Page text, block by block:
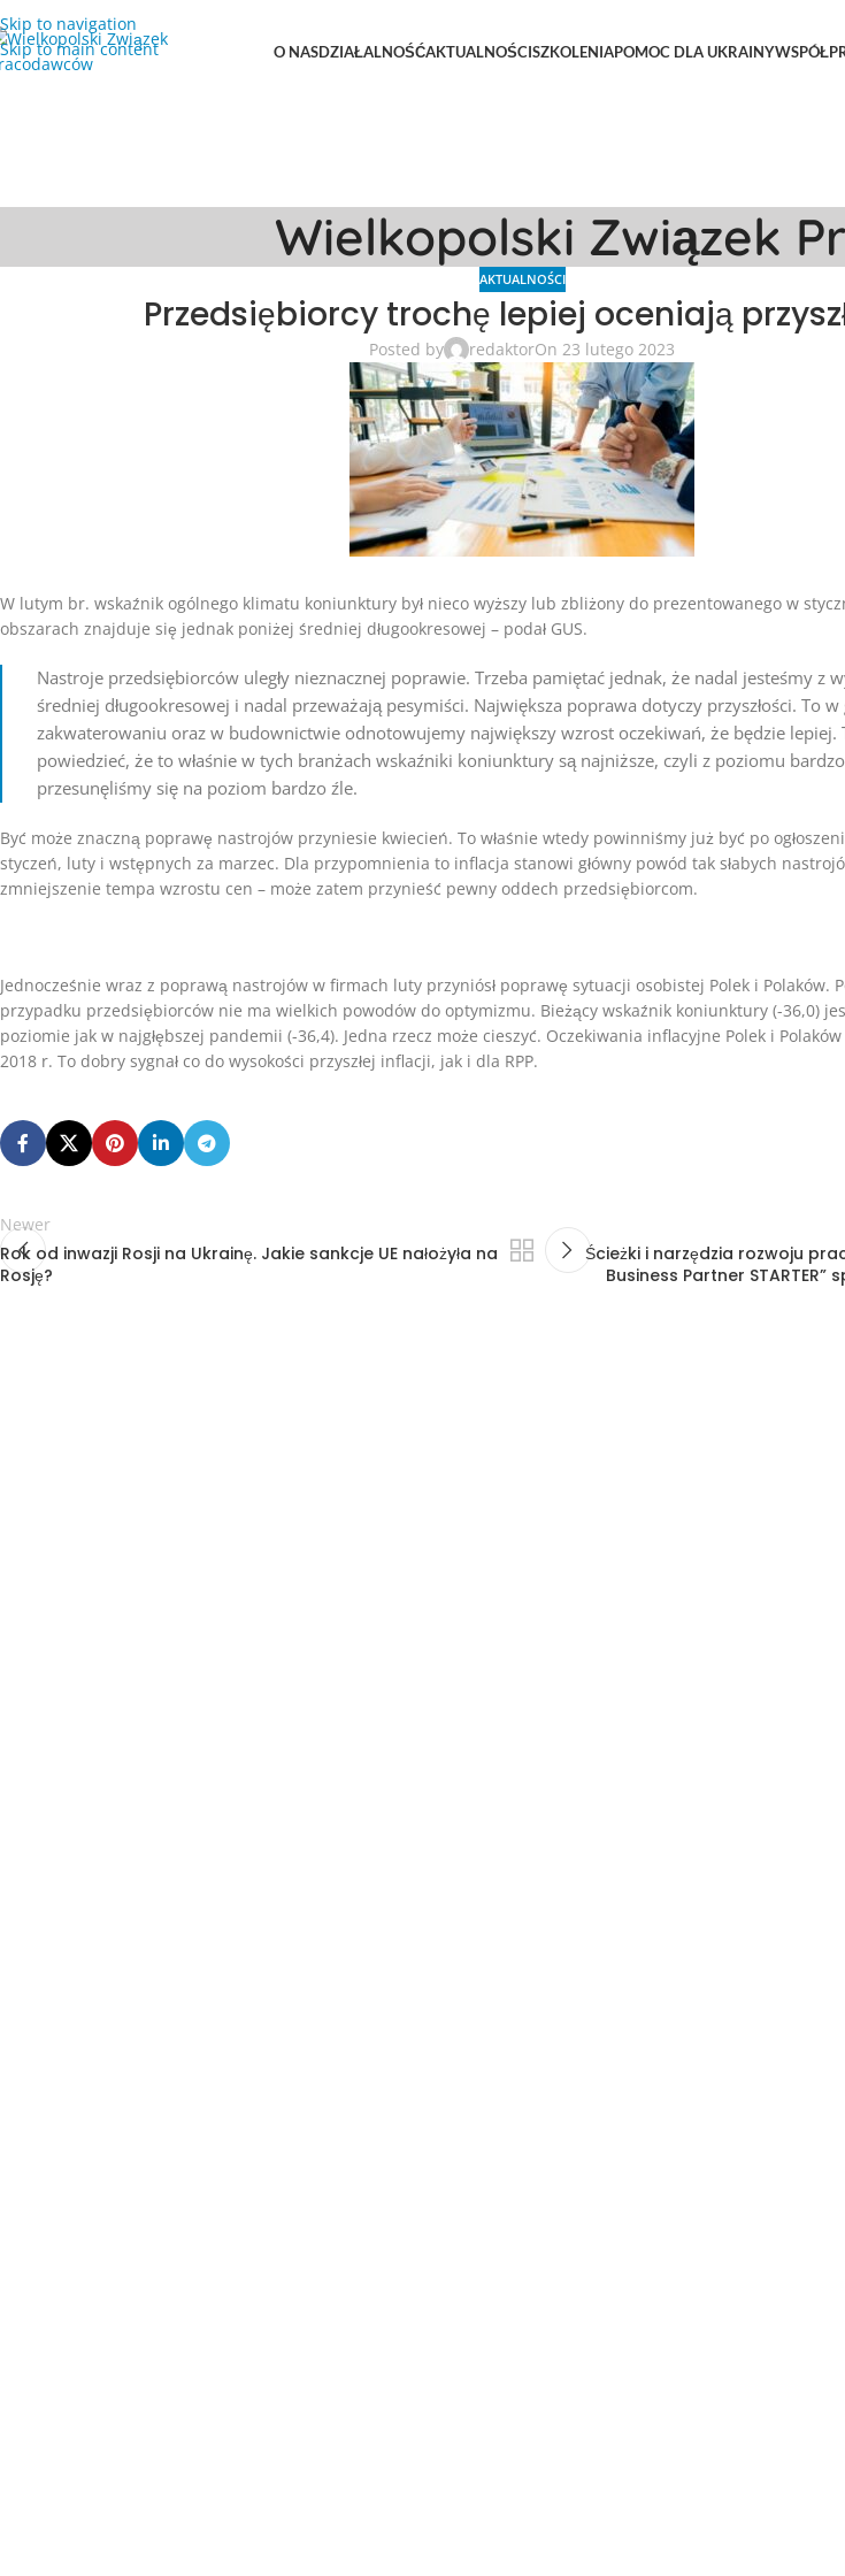
Skip to navigation
Skip to main content
O NASDZIAŁALNOŚĆAKTUALNOŚCISZKOLENIAPOMOC DLA UKRAINY
Wielkopolski Związek
AKTUALNOŚCI
Przedsiębiorcy trochę lepiej oceniają
Posted by redaktorOn 23 lutego 2023
W lutym br. wskaźnik ogólnego klimatu koniunktury był nieco wyższy lub zbliżony do prezentowanego w
obszarach znajduje się jednak poniżej średniej długookresowej – podał GUS.
Nastroje przedsiębiorców uległy nieznacznej poprawie. Trzeba pamiętać jednak, że nadal jesteśmy z
średniej długookresowej i nadal przeważają pesymiści. Największa poprawa dotyczy przyszłości. To
zakwaterowaniu oraz w budownictwie odnotowujemy największy wzrost oczekiwań, że będzie lepiej.
powiedzieć, że to właśnie w tych branżach wskaźniki koniunktury są najniższe, czyli z poziomu
przesunęliśmy się na poziom bardzo źle.
Być może znaczną poprawę nastrojów przyniesie kwiecień. To właśnie wtedy powinniśmy już być po
styczeń, luty i wstępnych za marzec. Dla przypomnienia to inflacja stanowi główny powód tak słabych
zmniejszenie tempa wzrostu cen – może zatem przynieść pewny oddech przedsiębiorcom.
Jednocześnie wraz z poprawą nastrojów w firmach luty przyniósł poprawę sytuacji osobistej Polek i Polaków.
przypadku przedsiębiorców nie ma wielkich powodów do optymizmu. Bieżący wskaźnik koniunktury (-36,0)
poziomie jak w najgłębszej pandemii (-36,4). Jedna rzecz może cieszyć. Oczekiwania inflacyjne Polek i
2018 r. To dobry sygnał co do wysokości przyszłej inflacji, jak i dla RPP.
Newer
Rok od inwazji Rosji na Ukrainę. Jakie sankcje UE nałożyła na
Rosję?
Ścieżki i narzędzia rozwoju
Business Partner